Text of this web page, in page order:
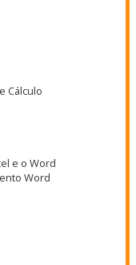
Cálculo
e o Word
Word